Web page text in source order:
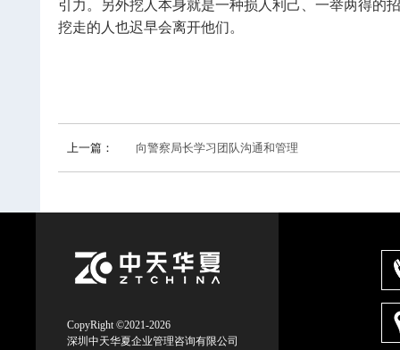
引力。另外挖人本身就是一种损人利己、一举两得的
挖走的人也迟早会离开他们。
上一篇： 向警察局长学习团队沟通和管理
CopyRight ©2021-2026
深圳中天华夏企业管理咨询有限公司